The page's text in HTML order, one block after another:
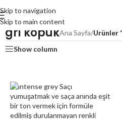
Skip to navigation
Skip to main content
gri köpükAna Sayfa/Ürünler
Show column